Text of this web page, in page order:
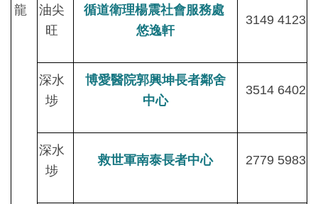
龍
油尖
旺
循道衛理楊震社會服務處
悠逸軒
3149 4123
深水
埗
博愛醫院郭興坤長者鄰舍
中心
3514 6402
深水
埗
救世軍南泰長者中心 2779 5983